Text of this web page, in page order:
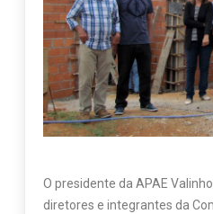
O presidente da APAE
diretores e integrantes da